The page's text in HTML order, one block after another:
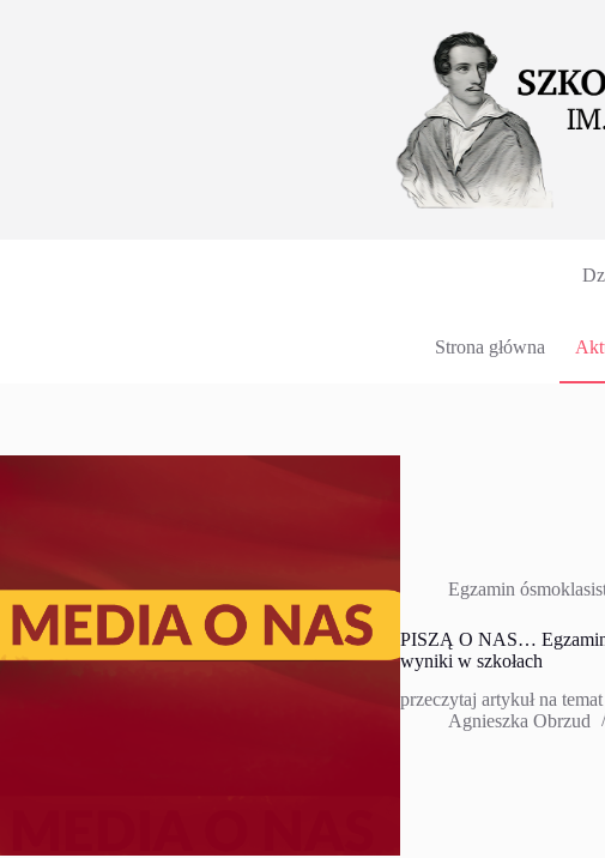
Strona główna
Egzamin
PISZĄ O NAS…
wyniki w szkołach
przeczytaj artykuł na
Agnieszka Obrzud